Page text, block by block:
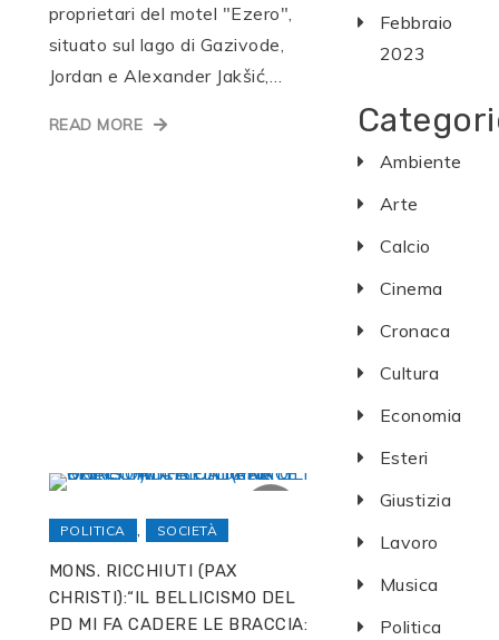
proprietari del motel "Ezero",
situato sul lago di Gazivode,
Jordan e Alexander Jakšić,…
READ MORE
POLITICA , SOCIETÀ
MONS. RICCHIUTI (PAX
CHRISTI):“IL BELLICISMO DEL
PD MI FA CADERE LE BRACCIA:
Febbraio
2023
Ambiente
Arte
Calcio
Cinema
Cronaca
Cultura
Economia
Esteri
Giustizia
Lavoro
Musica
Politica